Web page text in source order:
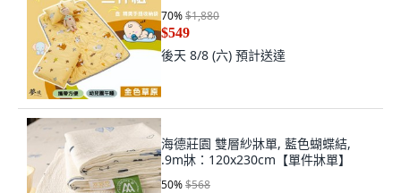
70%$1,880
$549
後天 8/8 (六) 預計送達
海德莊園 雙層紗牀單, 藍色蝴蝶結,
.9m牀：120x230cm【單件牀單】
50%$568